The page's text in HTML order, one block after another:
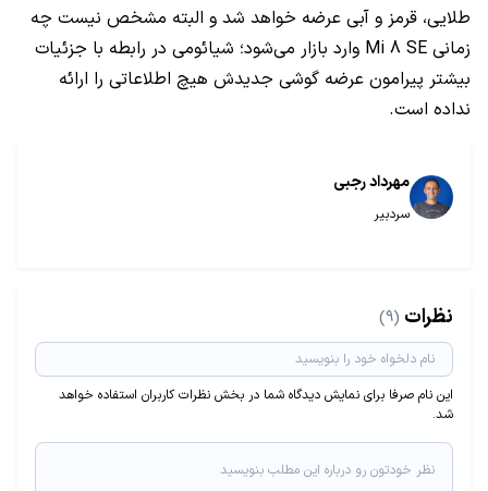
طلایی، قرمز و آبی عرضه خواهد شد و البته مشخص نیست چه
زمانی Mi 8 SE وارد بازار می‌شود؛ شیائومی در رابطه با جزئیات
بیشتر پیرامون عرضه گوشی جدیدش هیچ اطلاعاتی را ارائه
نداده است.
مهرداد رجبی
سردبیر
نظرات (9)
این نام صرفا برای نمایش دیدگاه شما در بخش نظرات کاربران استفاده خواهد
شد.